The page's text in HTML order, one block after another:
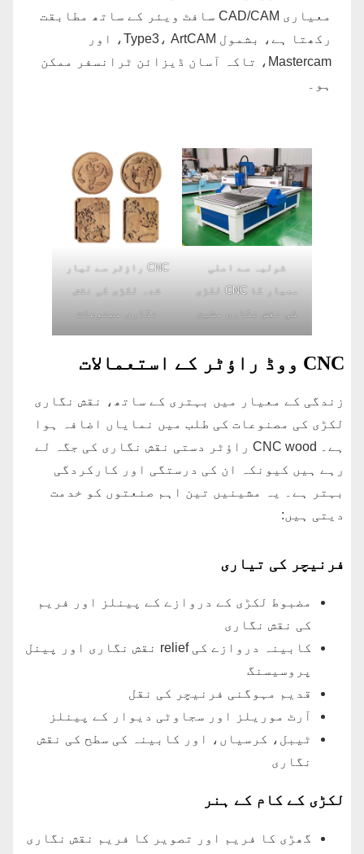
معیاری CAD/CAM سافٹ ویئر کے ساتھ مطابقت
رکھتا ہے، بشمول Type3، ArtCAM، اور
Mastercam، تاکہ آسان ڈیزائن ٹرانسفر ممکن
ہو۔
شولیہ سے اعلی
معیار کا CNC لکڑی
کی نقش نگاری مشین
CNC راؤٹر سے تیار
شدہ لکڑی کی نقش
نگاری مصنوعات
CNC ووڈ راؤٹر کے استعمالات
زندگی کے معیار میں بہتری کے ساتھ، نقش نگاری
لکڑی کی مصنوعات کی طلب میں نمایاں اضافہ ہوا
ہے۔ CNC wood راؤٹر دستی نقش نگاری کی جگہ لے
رہے ہیں کیونکہ ان کی درستگی اور کارکردگی
بہتر ہے۔ یہ مشینیں تین اہم صنعتوں کو خدمت
دیتی ہیں:
فرنیچر کی تیاری
مضبوط لکڑی کے دروازے کے پینلز اور فریم
کی نقش نگاری
کابینہ دروازے کی relief نقش نگاری اور پینل
پروسیسنگ
قدیم مہوگنی فرنیچر کی نقل
آرٹ موریلز اور سجاوٹی دیوار کے پینلز
ٹیبل، کرسیاں، اور کابینہ کی سطح کی نقش
نگاری
لکڑی کے کام کے ہنر
گھڑی کا فریم اور تصویر کا فریم نقش نگاری